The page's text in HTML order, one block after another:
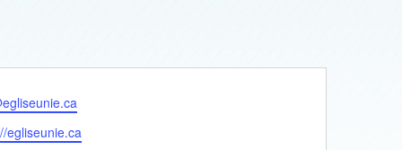
egliseunie.ca